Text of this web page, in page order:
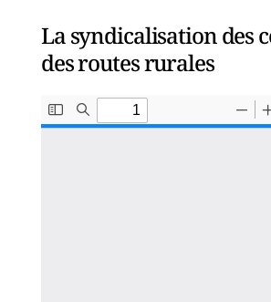
La syndicalisation des
des routes rurales